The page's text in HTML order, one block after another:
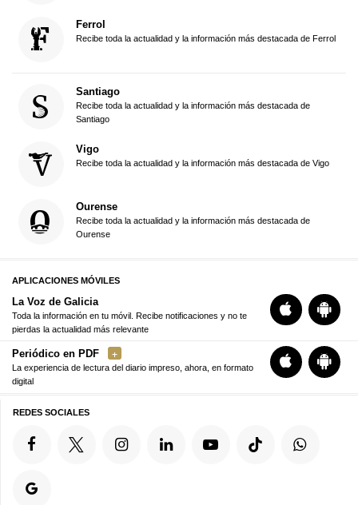
Ferrol
Recibe toda la actualidad y la información más destacada de Ferrol
Santiago
Recibe toda la actualidad y la información más destacada de
Santiago
Vigo
Recibe toda la actualidad y la información más destacada de Vigo
Ourense
Recibe toda la actualidad y la información más destacada de
Ourense
APLICACIONES MÓVILES
La Voz de Galicia
Toda la información en tu móvil. Recibe notificaciones y no te
pierdas la actualidad más relevante
Periódico en PDF
La experiencia de lectura del diario impreso, ahora, en formato
digital
REDES SOCIALES